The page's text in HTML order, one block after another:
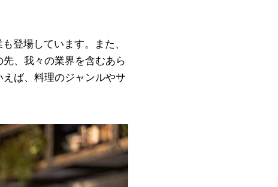
登場しています。また、
、我々の業界を含むあら
ば、料理のジャンルやサ